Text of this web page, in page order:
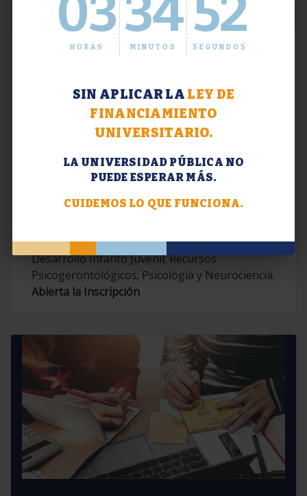
03
HORAS
34
MINUTOS
53
SEGUNDOS
SIN APLICAR LA LEY DE
FINANCIAMIENTO
UNIVERSITARIO.
LA UNIVERSIDAD PÚBLICA NO
PUEDE ESPERAR MÁS.
CUIDEMOS LO QUE FUNCIONA.
Extensión. Diplomaturas 2026.
Contemporáneas; Problemáticas en el
Desarrollo Infanto Juvenil; Recursos
Psicogerontológicos; Psicología y Neurociencia.
Abierta la Inscripción